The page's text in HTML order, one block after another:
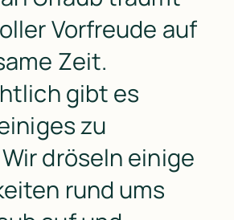
Vorfreude auf
Zeit.
gibt es
zu
dröseln einige
rund ums